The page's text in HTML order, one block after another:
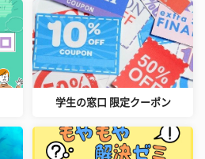
学生の窓口 限定クーポン